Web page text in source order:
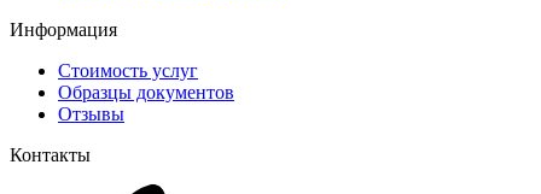
Информация
Стоимость услуг
Образцы документов
Отзывы
Контакты